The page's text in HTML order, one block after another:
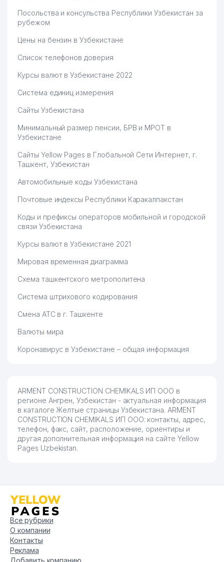
Посольства и консульства Республики Узбекистан за
рубежом
Цены на бензин в Узбекистане
Список телефонов доверия
Курсы валют в Узбекистане 2022
Система единиц измерения
Сайты Узбекистана
Минимальный размер пенсии, БРВ и МРОТ в
Узбекистане
Сайты Yellow Pages в Глобальной Сети Интернет, г.
Ташкент, Узбекистан
Автомобильные коды Узбекистана
Почтовые индексы Республики Каракалпакстан
Коды и префиксы операторов мобильной и городской
связи Узбекистана
Курсы валют в Узбекистане 2021
Мировая временная диаграмма
Схема ташкентского метрополитена
Система штрихового кодирования
Смена АТС в г. Ташкенте
Валюты мира
Коронавирус в Узбекистане – общая информация
ARMENT CONSTRUCTION CHEMIKALS ИП ООО в
регионе Ангрен, Узбекистан - актуальная информация
в каталоге Желтые страницы Узбекистана. ARMENT
CONSTRUCTION CHEMIKALS ИП ООО: контакты, адрес,
телефон, факс, сайт, расположение, ориентиры и
другая дополнительная информация на сайте Yellow
Pages Uzbekistan.
Все рубрики
О компании
Контакты
Реклама
Добавить компанию